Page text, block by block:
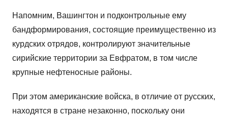
Напомним, Вашингтон и подконтрольные ему
бандформирования, состоящие преимущественно из
курдских отрядов, контролируют значительные
сирийские территории за Евфратом, в том числе
крупные нефтеносные районы.
При этом американские войска, в отличие от русских,
находятся в стране незаконно, поскольку они